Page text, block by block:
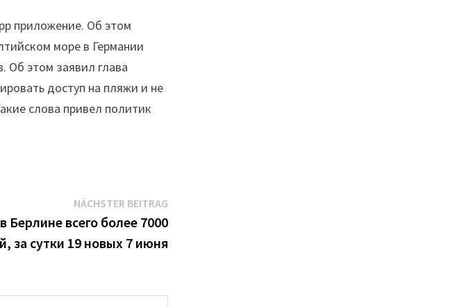
приложение. Об этом
море в Германии
Об этом заявил глава
доступ на пляжи и не
слова привел политик
NÄCHSTER BEITRAGNächster
Beitrag:
Берлине всего более 7000
за сутки 19 новых 7 июня